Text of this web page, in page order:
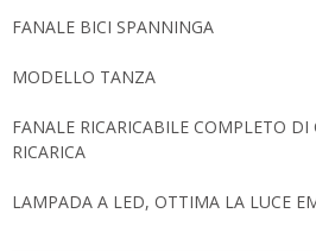
FANALE BICI SPANNINGA
MODELLO TANZA
FANALE RICARICABILE COMPLETO DI
RICARICA
LAMPADA A LED, OTTIMA LA LUCE